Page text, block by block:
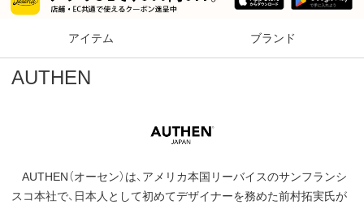
アイテム ブランド
AUTHEN
AUTHEN（オーセン）は、アメリカ本国リーバイスのサンフランシ
スコ本社で、日本人として初めてデザイナーを務めた前村拓実氏が